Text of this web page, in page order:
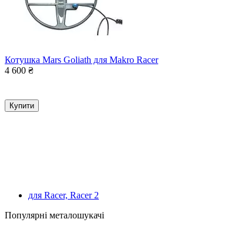
Котушка Mars Goliath для Makro Racer
4 600 ₴
Купити
для Racer, Racer 2
Популярні металошукачі